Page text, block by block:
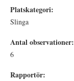
Platskategori:
Slinga
Antal observationer:
6
Rapportör: